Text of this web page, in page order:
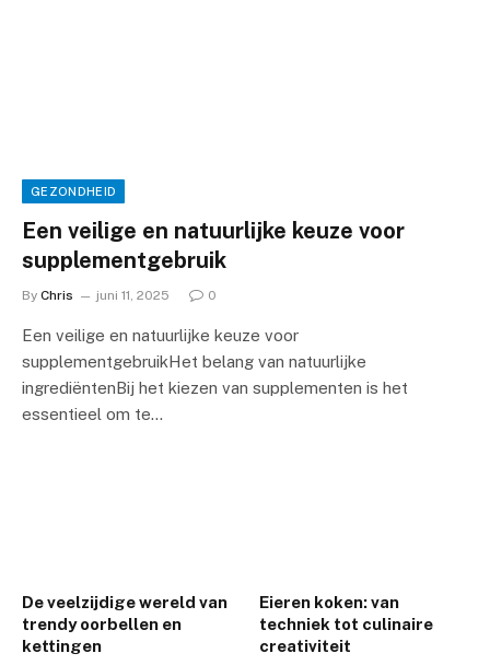
GEZONDHEID
Een veilige en natuurlijke keuze voor
supplementgebruik
By Chris juni 11, 2025 0
Een veilige en natuurlijke keuze voor
supplementgebruikHet belang van natuurlijke
ingrediëntenBij het kiezen van supplementen is het
essentieel om te…
De veelzijdige wereld van
trendy oorbellen en
kettingen
Eieren koken: van
techniek tot culinaire
creativiteit